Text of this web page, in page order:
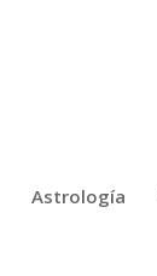
Astrología